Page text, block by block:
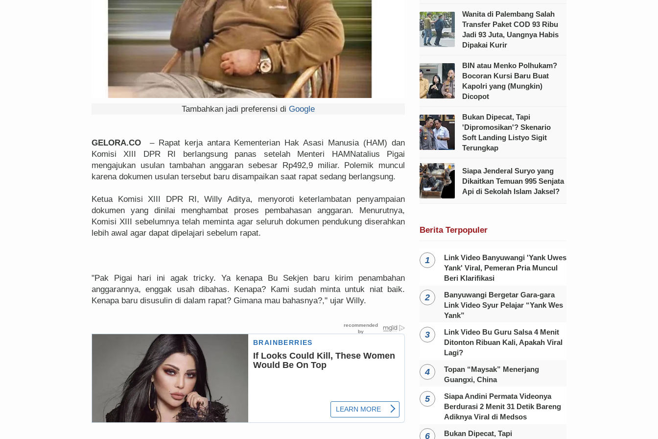
Tambahkan jadi preferensi di Google
GELORA.CO – Rapat kerja antara Kementerian Hak Asasi Manusia (HAM) dan
Komisi XIII DPR RI berlangsung panas setelah Menteri HAMNatalius Pigai
mengajukan usulan tambahan anggaran sebesar Rp492,9 miliar. Polemik muncul
karena dokumen usulan tersebut baru disampaikan saat rapat sedang berlangsung.
Ketua Komisi XIII DPR RI, Willy Aditya, menyoroti keterlambatan penyampaian
dokumen yang dinilai menghambat proses pembahasan anggaran. Menurutnya,
Komisi XIII sebelumnya telah meminta agar seluruh dokumen pendukung diserahkan
lebih awal agar dapat dipelajari sebelum rapat.
"Pak Pigai hari ini agak tricky. Ya kenapa Bu Sekjen baru kirim penambahan
anggarannya, enggak usah dibahas. Kenapa? Kami sudah minta untuk niat baik.
Kenapa baru disusulin di dalam rapat? Gimana mau bahasnya?," ujar Willy.
Wanita di Palembang Salah
Transfer Paket COD 93 Ribu
Jadi 93 Juta, Uangnya Habis
Dipakai Kurir
BIN atau Menko Polhukam?
Bocoran Kursi Baru Buat
Kapolri yang (Mungkin)
Dicopot
Bukan Dipecat, Tapi
'Dipromosikan'? Skenario
Soft Landing Listyo Sigit
Terungkap
Siapa Jenderal Suryo yang
Dikaitkan Temuan 995 Senjata
Api di Sekolah Islam Jaksel?
Berita Terpopuler
Link Video Banyuwangi 'Yank Uwes
Yank' Viral, Pemeran Pria Muncul
Beri Klarifikasi
Banyuwangi Bergetar Gara-gara
Link Video Syur Pelajar “Yank Wes
Yank”
Link Video Bu Guru Salsa 4 Menit
Ditonton Ribuan Kali, Apakah Viral
Lagi?
Topan “Maysak” Menerjang
Guangxi, China
Siapa Andini Permata Videonya
Berdurasi 2 Menit 31 Detik Bareng
Adiknya Viral di Medsos
Bukan Dipecat, Tapi